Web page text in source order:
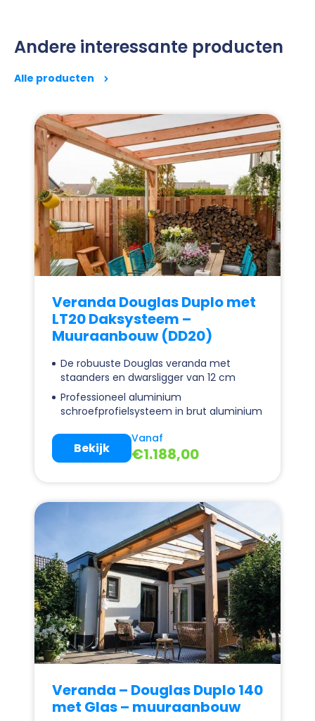
Andere interessante producten
Alle producten
Veranda Douglas Duplo met
LT20 Daksysteem –
Muuraanbouw (DD20)
De robuuste Douglas veranda met
staanders en dwarsligger van 12 cm
Professioneel aluminium
schroefprofielsysteem in brut aluminium
Vanaf
€1.188,00
Bekijk
Veranda – Douglas Duplo 140
met Glas – muuraanbouw